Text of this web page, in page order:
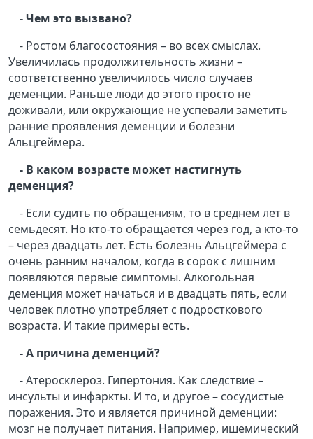
- Чем это вызвано?
- Ростом благосостояния – во всех смыслах.
Увеличилась продолжительность жизни –
соответственно увеличилось число случаев
деменции. Раньше люди до этого просто не
доживали, или окружающие не успевали заметить
ранние проявления деменции и болезни
Альцгеймера.
- В каком возрасте может настигнуть
деменция?
- Если судить по обращениям, то в среднем лет в
семьдесят. Но кто-то обращается через год, а кто-то
– через двадцать лет. Есть болезнь Альцгеймера с
очень ранним началом, когда в сорок с лишним
появляются первые симптомы. Алкогольная
деменция может начаться и в двадцать пять, если
человек плотно употребляет с подросткового
возраста. И такие примеры есть.
- А причина деменций?
- Атеросклероз. Гипертония. Как следствие –
инсульты и инфаркты. И то, и другое – сосудистые
поражения. Это и является причиной деменции:
мозг не получает питания. Например, ишемический